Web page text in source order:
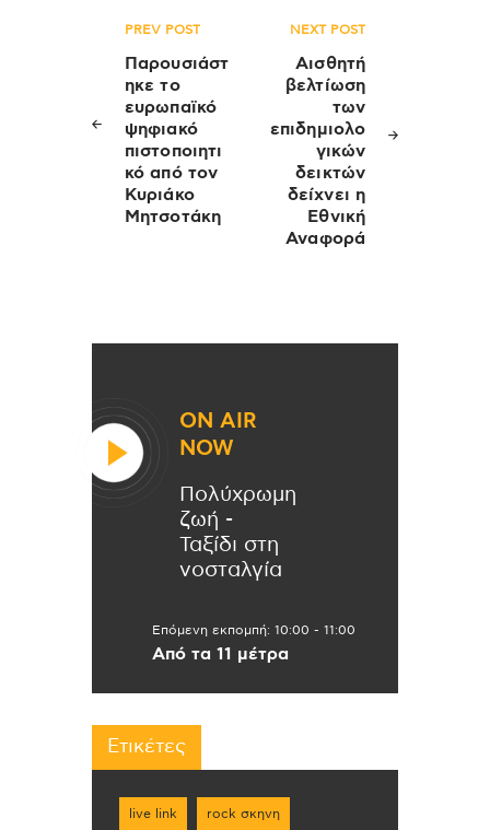
Πλοήγηση
άρθρων
PREV POST
Παρουσιάστ
ηκε το
ευρωπαϊκό
ψηφιακό
πιστοποιητι
κό από τον
Κυριάκο
Μητσοτάκη
NEXT POST
Αισθητή
βελτίωση
των
επιδημιολο
γικών
δεικτών
δείχνει η
Εθνική
Αναφορά
ON AIR
NOW
Πολύχρωμη
ζωή -
Ταξίδι στη
νοσταλγία
Επόμενη εκπομπή: 10:00 - 11:00
Από τα 11 μέτρα
Ετικέτες
live link rock σκηνη